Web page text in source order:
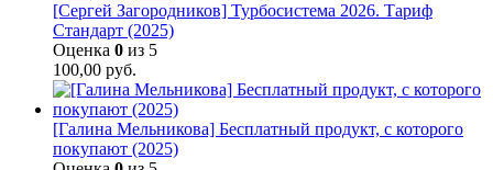
[Сергей Загородников] Турбосистема 2026. Тариф
Стандарт (2025)
Оценка 0 из 5
100,00 руб.
[Галина Мельникова] Бесплатный продукт, с которого
покупают (2025)